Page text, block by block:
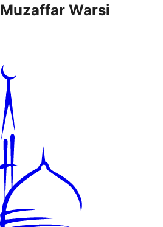
Muzaffar Warsi